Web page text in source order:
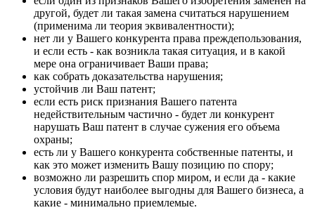
другой, будет ли такая замена считаться нарушением
(применима ли теория эквивалентности);
нет ли у Вашего конкурента права преждепользования,
и если есть - как возникла такая ситуация, и в какой
мере она ограничивает Ваши права;
как собрать доказательства нарушения;
устойчив ли Ваш патент;
если есть риск признания Вашего патента
недействительным частично - будет ли конкурент
нарушать Ваш патент в случае сужения его объема
охраны;
есть ли у Вашего конкурента собственные патенты, и
как это может изменить Вашу позицию по спору;
возможно ли разрешить спор миром, и если да - какие
условия будут наиболее выгодны для Вашего бизнеса, а
какие - минимально приемлемые.